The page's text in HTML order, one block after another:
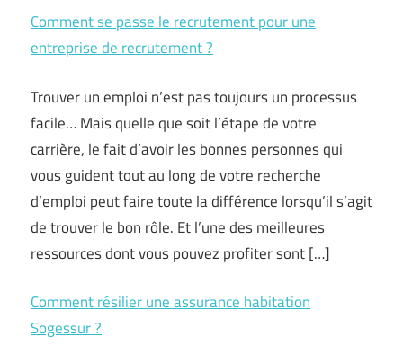
Comment se passe le recrutement pour une
entreprise de recrutement ?
Trouver un emploi n’est pas toujours un processus
facile… Mais quelle que soit l’étape de votre
carrière, le fait d’avoir les bonnes personnes qui
vous guident tout au long de votre recherche
d’emploi peut faire toute la différence lorsqu’il s’agit
de trouver le bon rôle. Et l’une des meilleures
ressources dont vous pouvez profiter sont […]
Comment résilier une assurance habitation
Sogessur ?